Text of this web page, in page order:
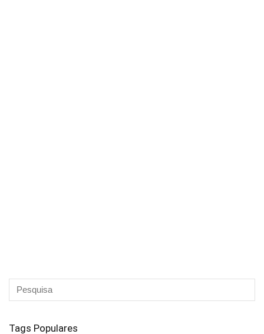
Tags Populares